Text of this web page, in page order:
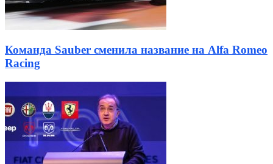
Команда Sauber сменила название на Alfa Romeo
Racing